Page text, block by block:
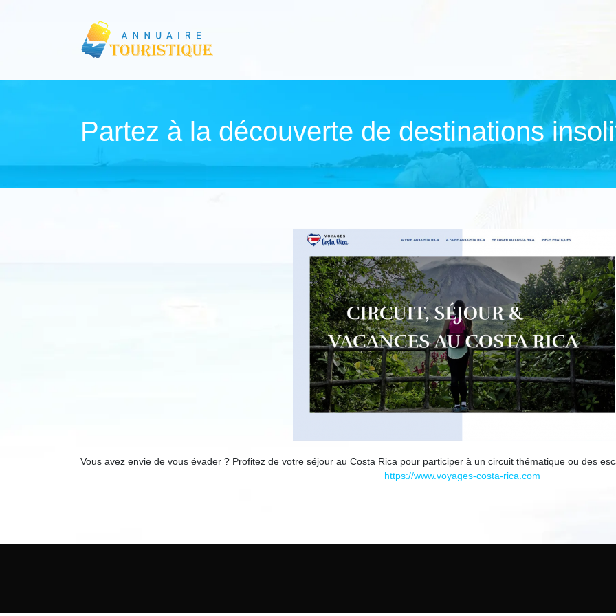
Partez à la découverte de destinations
Vous avez envie de vous évader ? Profitez de votre séjour au Costa Rica pour participer à un circuit thématique ou des
https://www.voyages-costa-rica.com